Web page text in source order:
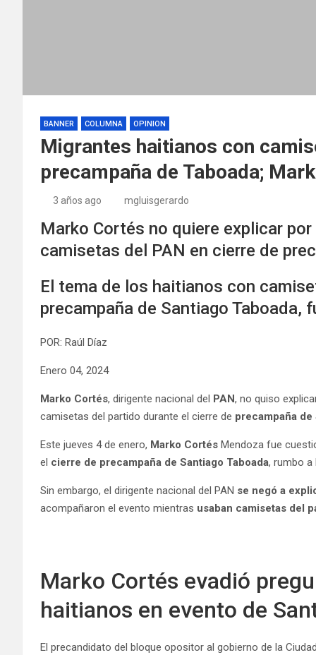
BANNER COLUMNA OPINION
Migrantes haitianos con
precampaña de Taboada;
3 años ago mgluisgerardo
Marko Cortés no quiere explicar
camisetas del PAN en cierre de
El tema de los haitianos con
precampaña de Santiago Taboada,
POR: Raúl Díaz
Enero 04, 2024
Marko Cortés, dirigente nacional del PAN, no quiso
camisetas del partido durante el cierre de precampaña de
Este jueves 4 de enero, Marko Cortés Mendoza fue
el cierre de precampaña de Santiago Taboada, rumbo a
Sin embargo, el dirigente nacional del PAN se negó a
acompañaron el evento mientras usaban camisetas del
Marko Cortés evadió
haitianos en evento de
El precandidato del bloque opositor al gobierno de la